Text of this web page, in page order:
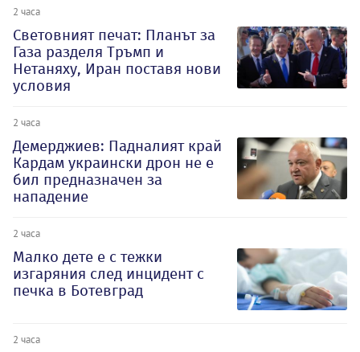
2 часа
Световният печат: Планът за
Газа разделя Тръмп и
Нетаняху, Иран поставя нови
условия
2 часа
Демерджиев: Падналият край
Кардам украински дрон не е
бил предназначен за
нападение
2 часа
Малко дете е с тежки
изгаряния след инцидент с
печка в Ботевград
2 часа